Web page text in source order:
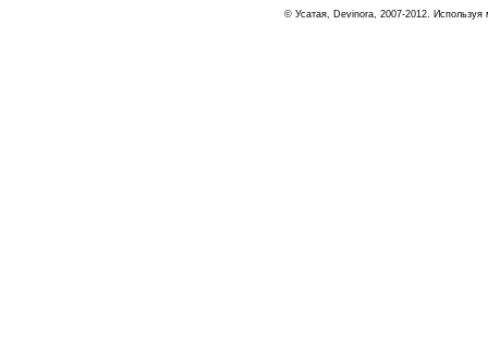
© Усатая, Devinora, 2007-2012. Используя